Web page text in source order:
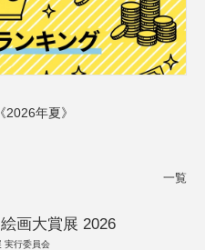
年夏》
一覧
画大賞展 2026
実行委員会